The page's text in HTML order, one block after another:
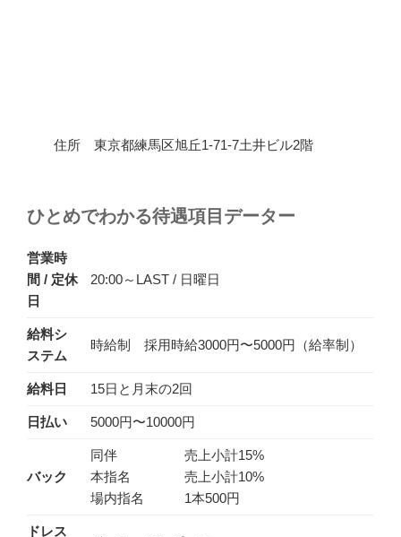
住所 東京都練馬区旭丘1-71-7土井ビル2階
ひとめでわかる待遇項目データー
営業時
間 / 定休
日
20:00～LAST / 日曜日
給料シ
ステム
時給制 採用時給3000円〜5000円（給率制）
給料日 15日と月末の2回
日払い 5000円〜10000円
バック
同伴 売上小計15%
本指名 売上小計10%
場内指名 1本500円
ドレス